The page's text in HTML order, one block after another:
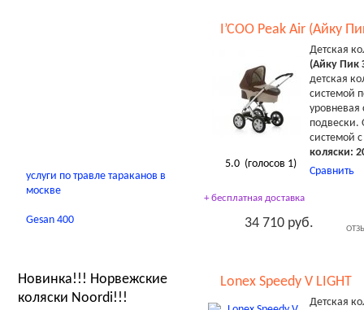
I’COO Peak Air (Айку
5.0 (голосов 1)
Детская
(Айку Пик
детская
системой
уровневая
подвески.
системой
коляски:
Сравнить
+ бесплатная доставка
34 710 руб.
Lonex Speedy V LIGHT
Детская
услуги по травле тараканов в
москве
Gesan 400
Новинка!!! Норвежские
коляски Noordi!!!